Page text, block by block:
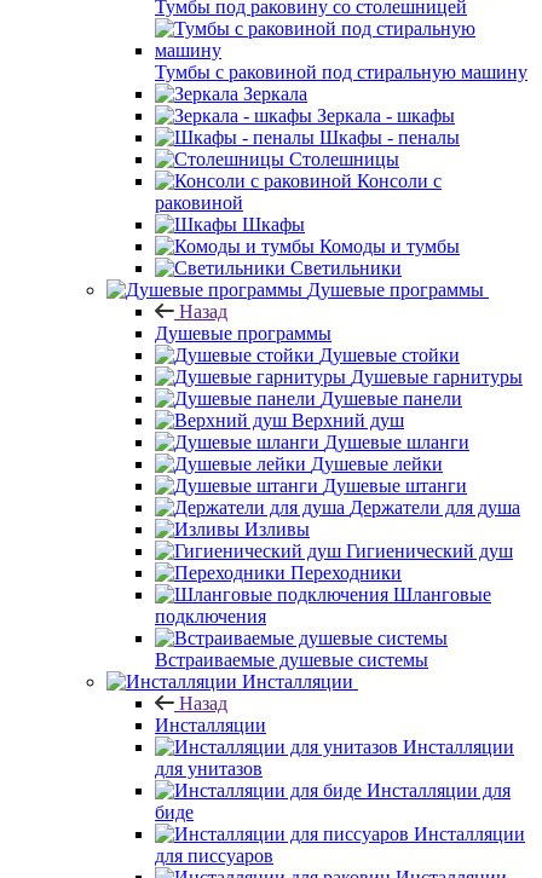
Тумбы под раковину со столешницей
Тумбы с раковиной под стиральную машину
Зеркала
Зеркала - шкафы
Шкафы - пеналы
Столешницы
Консоли с
раковиной
Шкафы
Комоды и тумбы
Светильники
Душевые программы
Назад
Душевые программы
Душевые стойки
Душевые гарнитуры
Душевые панели
Верхний душ
Душевые шланги
Душевые лейки
Душевые штанги
Держатели для душа
Изливы
Гигиенический душ
Переходники
Шланговые
подключения
Встраиваемые душевые системы
Инсталляции
Назад
Инсталляции
Инсталляции
для унитазов
Инсталляции для
биде
Инсталляции
для писсуаров